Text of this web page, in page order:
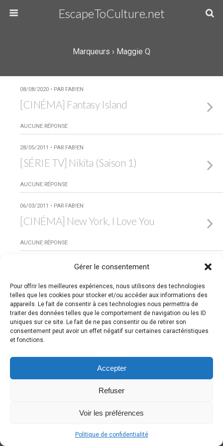
Gérer le consentement
Pour offrir les meilleures expériences, nous utilisons des technologies
telles que les cookies pour stocker et/ou accéder aux informations des
appareils. Le fait de consentir à ces technologies nous permettra de
traiter des données telles que le comportement de navigation ou les ID
uniques sur ce site. Le fait de ne pas consentir ou de retirer son
consentement peut avoir un effet négatif sur certaines caractéristiques
et fonctions.
Accepter
Refuser
Voir les préférences
Politique de confidentialité
EscapeToCulture.net
Marqueurs › Maggie Q
08/08/2020 • PAR FAB!EN
[CINÉMA] Fantasy Island
AUCUNE RÉPONSE
28/05/2011 • PAR FAB!EN
[SÉRIE TV] Nikita (Saison 1)
AUCUNE RÉPONSE
06/03/2011 • PAR FAB!EN
[CINÉMA] New York, I Love You
AUCUNE RÉPONSE
Mobile Bureau